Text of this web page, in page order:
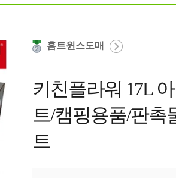
홈트윈스도매
키친플라워 17L
트/캠핑용품/판촉
트